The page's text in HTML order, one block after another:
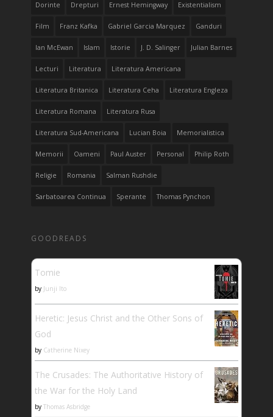
Dorinte Drepturi Ernest Hemingway Existentialism
Film Franz Kafka Gabriel Garcia Marquez Ganduri
Ian McEwan Islam Istorie J. D. Salinger Julian Barnes
Lecturi Literatura Literatura Americana
Literatura Britanica Literatura Ceha Literatura Engleza
Literatura Romana Literatura Rusa
Literatura Sud-Americana Lucian Boia Memorialistica
Memorii Oameni Paul Auster Personal Philip Roth
Religie Romania Salman Rushdie
Sarbatoarea Continua Sperante Thomas Pynchon
GOODREADS
Tomie
by Junji Ito
Heretic: Jesus Christ and the Other Sons of
God
by Catherine Nixey
The Crusades: The Authoritative History of
the War for the Holy Land
by Thomas Asbridge